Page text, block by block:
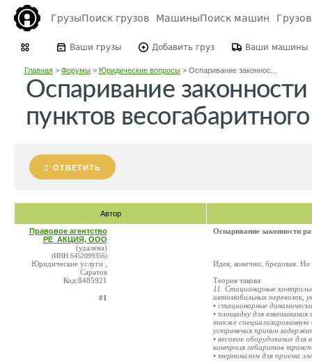
ГрузыПоиск грузов МашиныПоиск машин
Ваши грузы Добавить груз Ваши машины
Главная> Форумы> Юридические вопросы> Оспаривание законнос...
Оспаривание
пунктов
ОТВЕТИТЬ
Автор
Правовое агентство
РЕ_АКЦИЯ, ООО
(удалена)
(ИНН:6452099356)
Юридические услуги ,
Саратов
Код:8485921
#1
Оспаривание законности
Идея, конечно, бредовая.
Теория такова:
11. Стационарные
автомобильных перевозок,
• стационарные
• площадку для
также специализированную
устранения причин
• весовое оборудование
контроля габаритов
• терминалом для приема